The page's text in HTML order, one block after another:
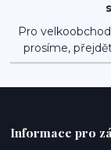
Pro
prosíme,
Informace pro